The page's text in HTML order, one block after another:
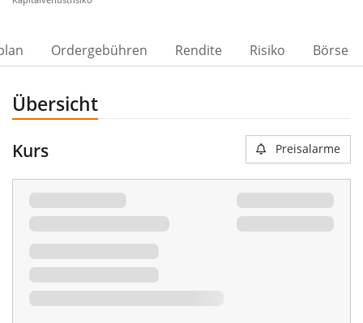
Ordergebühren Rendite Risiko Börse
Übersicht
Kurs Preisalarme